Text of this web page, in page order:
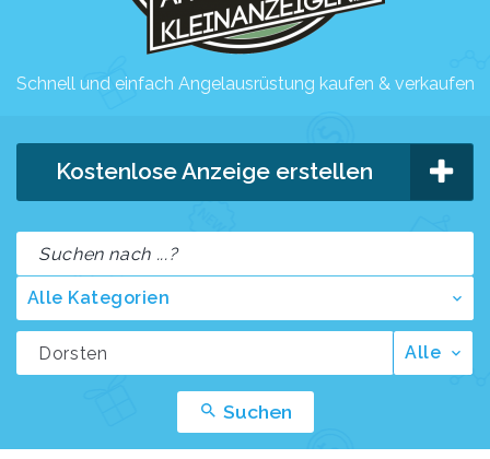
Schnell und einfach Angelausrüstung kaufen & verkaufen
Kostenlose Anzeige erstellen
Alle Kategorien
Alle
Suchen